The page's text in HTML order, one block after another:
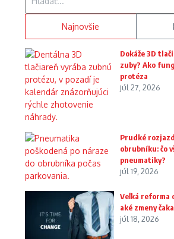
Najnovšie
Dokáže 3D
zuby? Ako
protéza
júl 27, 2026
Prudké
obrubníku: čo
pneumatiky?
júl 19, 2026
Veľká reforma
aké zmeny
júl 18, 2026